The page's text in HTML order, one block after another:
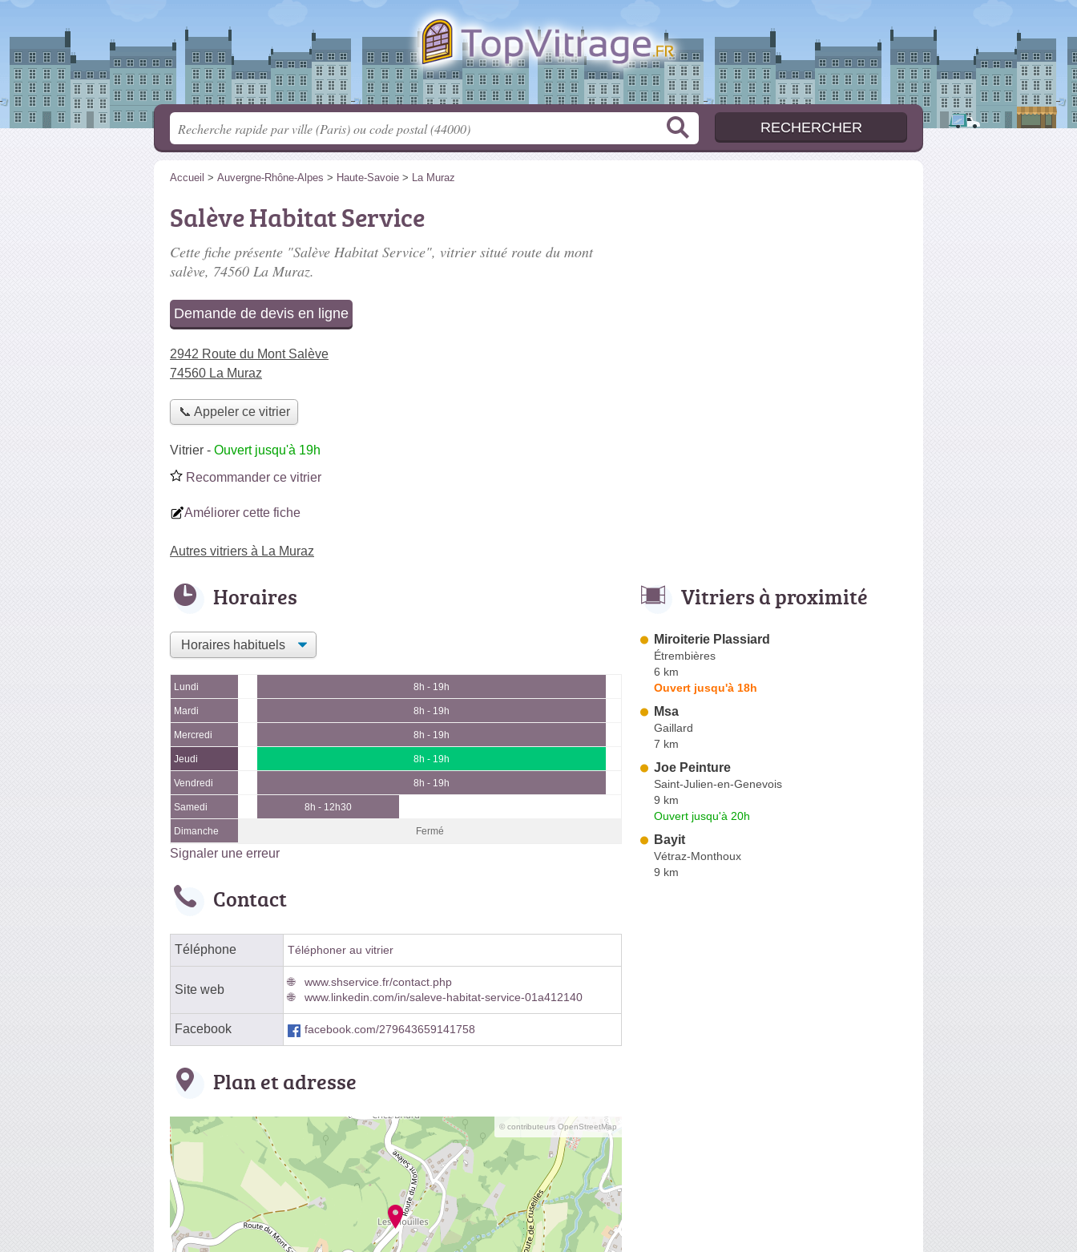
Accueil > Auvergne-Rhône-Alpes > Haute-Savoie > La Muraz
Salève Habitat Service
Cette fiche présente "Salève Habitat Service", vitrier situé route du mont
salève, 74560 La Muraz.
Demande de devis en ligne
2942 Route du Mont Salève
74560 La Muraz
📞 Appeler ce vitrier
Vitrier - Ouvert jusqu'à 19h
Recommander ce vitrier
Améliorer cette fiche
Autres vitriers à La Muraz
Horaires
Lundi 8h - 19h
Mardi 8h - 19h
Mercredi 8h - 19h
Jeudi 8h - 19h
Vendredi 8h - 19h
Samedi 8h - 12h30
Dimanche Fermé
Signaler une erreur
Contact
Téléphone Téléphoner au vitrier
Site web
www.shservice.fr/contact.php
www.linkedin.com/in/saleve-habitat-service-01a412140
Facebook facebook.com/279643659141758
Plan et adresse
© contributeurs OpenStreetMap
Vitriers à proximité
Miroiterie Plassiard
Étrembières
6 km
Ouvert jusqu'à 18h
Msa
Gaillard
7 km
Joe Peinture
Saint-Julien-en-Genevois
9 km
Ouvert jusqu'à 20h
Bayit
Vétraz-Monthoux
9 km